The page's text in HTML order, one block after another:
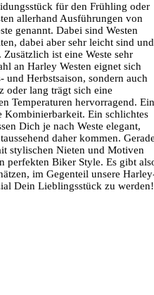
für den Frühling oder
allerhand Ausführungen von
genannt. Dabei sind Westen
dabei aber sehr leicht sind und
ist eine Weste sehr
an Harley Westen eignet sich
Herbstsaison, sondern auch
oder lang trägt sich eine
Temperaturen hervorragend.
Kombinierbarkeit. Ein schlichtes
Dich je nach Weste elegant,
daher kommen.
stylischen Nieten und Motiven
perfekten Biker Style. Es gibt
im Gegenteil unsere
Dein Lieblingsstück zu werden!